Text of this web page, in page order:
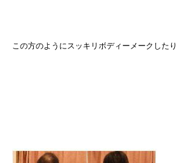
この方のようにスッキリボディーメークしたり